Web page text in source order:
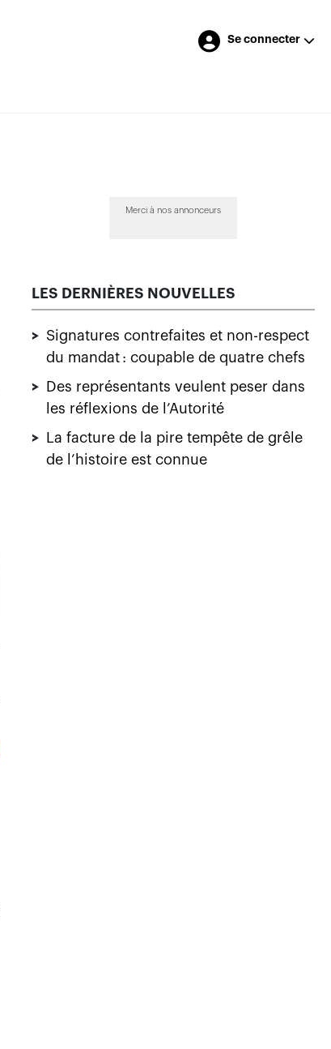
Se connecter
Merci à nos annonceurs
LES DERNIÈRES NOUVELLES
> Signatures contrefaites et non-respect
du mandat : coupable de quatre chefs
>
Des représentants veulent peser dans
les réflexions de l’Autorité
>
La facture de la pire tempête de grêle
de l’histoire est connue